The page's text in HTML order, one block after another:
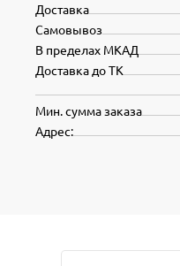
Доставка
Самовывоз
В пределах МКАД
Доставка до ТК
Мин. сумма заказа
Адрес: